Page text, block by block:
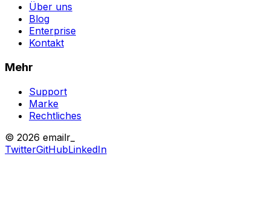
Über uns
Blog
Enterprise
Kontakt
Mehr
Support
Marke
Rechtliches
© 2026 emailr_
TwitterGitHubLinkedIn